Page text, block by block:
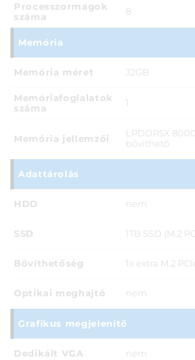
Processzormagok
száma
8
Memória
Memória méret 32GB
Memóriafoglalatok
száma
1
Memória jellemzői
LPDDR5X
bővíthető
Adattárolás
HDD nem
SSD 1TB SSD (M.2
Bővíthetőség 1x extra M.2
Optikai meghajtó nem
Grafikus megjelenítő
Dedikált VGA nem